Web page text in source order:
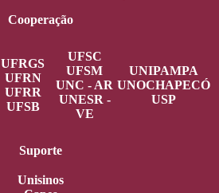
Cooperação
UFRGS
UFRN
UFRR
UFSB
UFSC
UFSM
UNC - AR
UNESR -
VE
UNIPAMPA
UNOCHAPECÓ
USP
Suporte
Unisinos